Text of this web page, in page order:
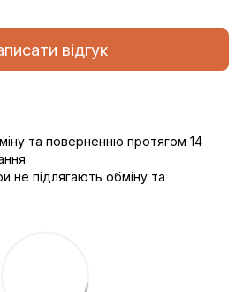
відгук
та поверненню протягом 14
не підлягають обміну та